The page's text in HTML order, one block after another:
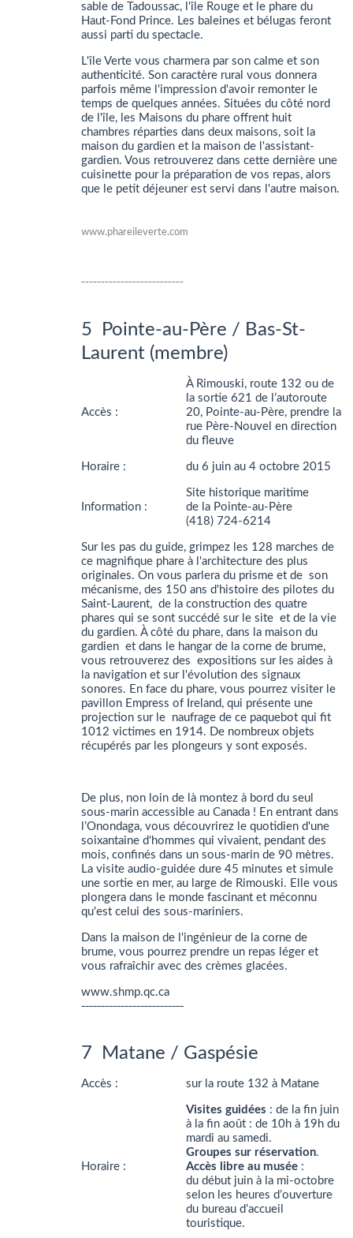
sable de Tadoussac, l'île Rouge et le phare du
Haut-Fond Prince. Les baleines et bélugas feront
aussi parti du spectacle.
L'île Verte vous charmera par son calme et son
authenticité. Son caractère rural vous donnera
parfois même l'impression d'avoir remonter le
temps de quelques années. Situées du côté nord
de l'île, les Maisons du phare offrent huit
chambres réparties dans deux maisons, soit la
maison du gardien et la maison de l'assistant-
gardien. Vous retrouverez dans cette dernière une
cuisinette pour la préparation de vos repas, alors
que le petit déjeuner est servi dans l'autre maison.
www.phareileverte.com
5 Pointe-au-Père / Bas-St-
Laurent (membre)
Accès :
À Rimouski, route 132 ou de
la sortie 621 de l’autoroute
20, Pointe-au-Père, prendre la
rue Père-Nouvel en direction
du fleuve
Horaire : du 6 juin au 4 octobre 2015
Information :
Site historique maritime
de la Pointe-au-Père
(418) 724-6214
Sur les pas du guide, grimpez les 128 marches de
ce magnifique phare à l'architecture des plus
originales. On vous parlera du prisme et de son
mécanisme, des 150 ans d'histoire des pilotes du
Saint-Laurent, de la construction des quatre
phares qui se sont succédé sur le site et de la vie
du gardien. À côté du phare, dans la maison du
gardien et dans le hangar de la corne de brume,
vous retrouverez des expositions sur les aides à
la navigation et sur l'évolution des signaux
sonores. En face du phare, vous pourrez visiter le
pavillon Empress of Ireland, qui présente une
projection sur le naufrage de ce paquebot qui fit
1012 victimes en 1914. De nombreux objets
récupérés par les plongeurs y sont exposés.
De plus, non loin de là montez à bord du seul
sous-marin accessible au Canada ! En entrant dans
l’Onondaga, vous découvrirez le quotidien d'une
soixantaine d'hommes qui vivaient, pendant des
mois, confinés dans un sous-marin de 90 mètres.
La visite audio-guidée dure 45 minutes et simule
une sortie en mer, au large de Rimouski. Elle vous
plongera dans le monde fascinant et méconnu
qu'est celui des sous-mariniers.
Dans la maison de l'ingénieur de la corne de
brume, vous pourrez prendre un repas léger et
vous rafraîchir avec des crèmes glacées.
www.shmp.qc.ca
7 Matane / Gaspésie
Accès : sur la route 132 à Matane
Horaire :
Visites guidées : de la fin juin
à la fin août : de 10h à 19h du
mardi au samedi.
Groupes sur réservation.
Accès libre au musée :
du début juin à la mi-octobre
selon les heures d’ouverture
du bureau d’accueil
touristique.